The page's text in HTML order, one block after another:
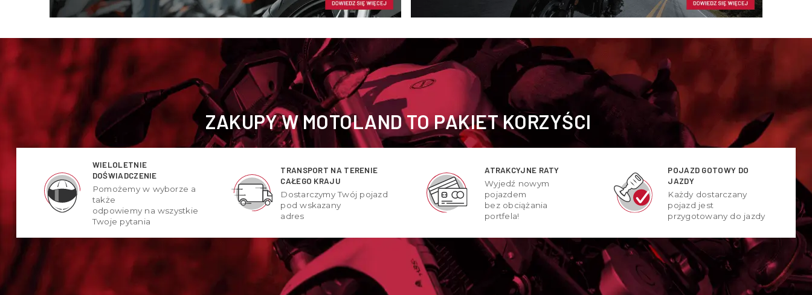
ZAKUPY W MOTOLAND TO PAKIET KORZYŚCI
WIELOLETNIE
DOŚWIADCZENIE
Pomożemy w wyborze a
także
odpowiemy na wszystkie
Twoje pytania
TRANSPORT NA TERENIE
CAŁEGO KRAJU
Dostarczymy Twój pojazd
pod wskazany
adres
ATRAKCYJNE RATY
Wyjedź nowym
pojazdem
bez obciążania
portfela!
POJAZD GOTOWY DO
JAZDY
Każdy dostarczany
pojazd jest
przygotowany do jazdy